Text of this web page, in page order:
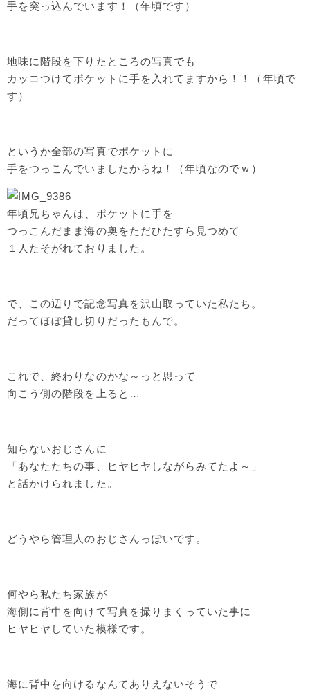
手を突っ込んでいます！（年頃です）
地味に階段を下りたところの写真でも
カッコつけてポケットに手を入れてますから！！（年頃で
す）
というか全部の写真でポケットに
手をつっこんでいましたからね！（年頃なのでｗ）
年頃兄ちゃんは、ポケットに手を
つっこんだまま海の奥をただひたすら見つめて
１人たそがれておりました。
で、この辺りで記念写真を沢山取っていた私たち。
だってほぼ貸し切りだったもんで。
これで、終わりなのかな～っと思って
向こう側の階段を上ると…
知らないおじさんに
「あなたたちの事、ヒヤヒヤしながらみてたよ～」
と話かけられました。
どうやら管理人のおじさんっぽいです。
何やら私たち家族が
海側に背中を向けて写真を撮りまくっていた事に
ヒヤヒヤしていた模様です。
海に背中を向けるなんてありえないそうで